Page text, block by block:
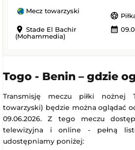
Mecz towarzyski
sports_soccer
location_on Stade El Bachir
(Mohammedia)
calendar_month
Togo - Benin – gdzie
Transmisję meczu piłki
towarzyski) będzie można oglądać
09.06.2026. Z tego meczu
telewizyjna i online - pełną
udostępniamy poniżej: